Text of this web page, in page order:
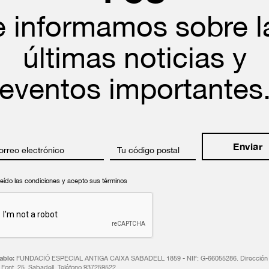
informamos sobre
últimas noticias y
eventos
electrónico Tu código postal
las condiciones y acepto sus términos
FUNDACIÓ ESPECIAL ANTIGA CAIXA SABADELL 1859 - NIF: G-66055286.
25. Sabadell. Teléfono 937259522.